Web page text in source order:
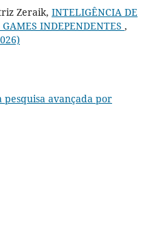
Zeraik, INTELIGÊNCIA DE
INDEPENDENTES ,
avançada por